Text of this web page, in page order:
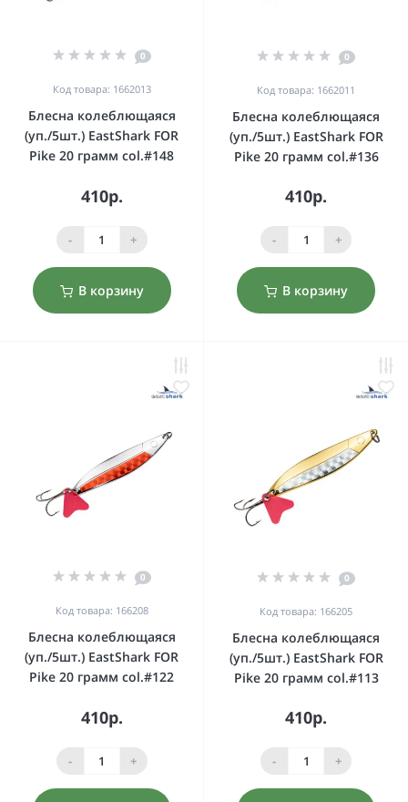
0
Код товара: 1662013
Блесна колеблющаяся
(уп./5шт.) EastShark FOR
Pike 20 грамм col.#148
410р.
- +
В корзину
0
Код товара: 1662011
Блесна колеблющаяся
(уп./5шт.) EastShark FOR
Pike 20 грамм col.#136
410р.
- +
В корзину
0
Код товара: 166208
Блесна колеблющаяся
(уп./5шт.) EastShark FOR
Pike 20 грамм col.#122
410р.
- +
0
Код товара: 166205
Блесна колеблющаяся
(уп./5шт.) EastShark FOR
Pike 20 грамм col.#113
410р.
- +